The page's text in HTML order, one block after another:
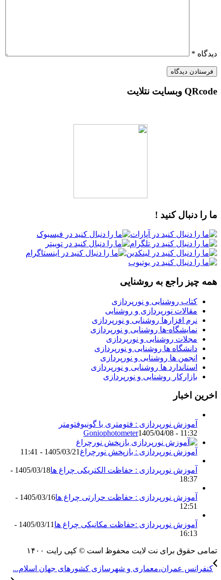
دیدگاه *
QRcode وبسایت نتلایت
ما را دنبال کنید !
همه چیز راجع به روشنایی
کتاب روشنایی و نورپردازی
مقالات نورپردازی و روشنایی
نرم افزارها روشنایی و نورپردازی
نمایشگاه-ها روشنایی و نورپردازی
مجلات روشنایی و نورپردازی
دانشگاه ها روشنایی و نورپردازی
انجمن ها روشنایی و نورپردازی
استاندارد ها روشنایی و نورپردازی
بازارکار روشنایی و نورپردازی
اخرین اخبار
آموزش نورپردازی : فتومتری با گونیوفتومتر
Goniophotometer1405/04/08 - 11:32
آموزش نورپردازی : بازپخش نورچراغ 1405/03/21 - 11:41
آموزش نورپردازی : حفاظت الکتریکی چراغ ها
1405/03/18 -
18:37
آموزش نورپردازی : حفاظت حرارتی چراغ ها
1405/03/16 -
12:51
آموزش نورپردازی :حفاظت مکانیکی چراغ ها
1405/03/11 -
16:13
تمامی حقوق برای نت لایت محفوظ است © کپی رایت ۱۴۰۰
کنفرانس عمران،معماری و شهرسازی کشورهای جهان اسلام...